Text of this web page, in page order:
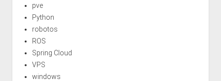
pve
Python
robotos
ROS
Spring Cloud
VPS
windows